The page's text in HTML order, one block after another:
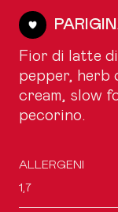
Fior di latte
pepper, herb
cream, slow
pecorino.
ALLERGENI
1,7